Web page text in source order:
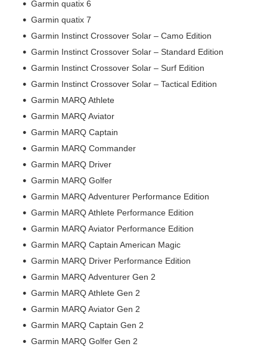
Garmin quatix 6
Garmin quatix 7
Garmin Instinct Crossover Solar – Camo Edition
Garmin Instinct Crossover Solar – Standard Edition
Garmin Instinct Crossover Solar – Surf Edition
Garmin Instinct Crossover Solar – Tactical Edition
Garmin MARQ Athlete
Garmin MARQ Aviator
Garmin MARQ Captain
Garmin MARQ Commander
Garmin MARQ Driver
Garmin MARQ Golfer
Garmin MARQ Adventurer Performance Edition
Garmin MARQ Athlete Performance Edition
Garmin MARQ Aviator Performance Edition
Garmin MARQ Captain American Magic
Garmin MARQ Driver Performance Edition
Garmin MARQ Adventurer Gen 2
Garmin MARQ Athlete Gen 2
Garmin MARQ Aviator Gen 2
Garmin MARQ Captain Gen 2
Garmin MARQ Golfer Gen 2